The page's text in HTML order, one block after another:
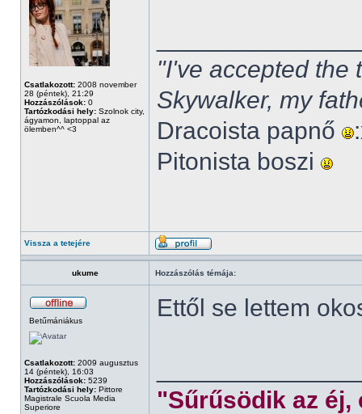
Csatlakozott: 2008 november
28 (péntek), 21:29
Hozzászólások: 0
Tartózkodási hely: Szolnok city,
ágyamon, laptoppal az
ölemben^^ <3
"I've accepted the
Skywalker, my
Dracoista papnő
Pitonista boszi
Vissza a tetejére
ukume Hozzászólás témája:
Betűmániákus
Csatlakozott: 2009 augusztus
14 (péntek), 16:03
Hozzászólások: 5239
Tartózkodási hely: Pittore
Magistrale Scuola Media
Superiore
Ettől se lettem
"Sűrűsödik az éj,